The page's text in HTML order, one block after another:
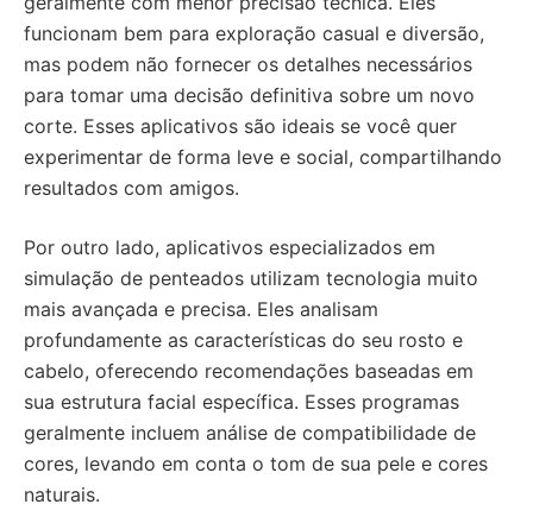
funcionam bem para exploração casual e diversão,
mas podem não fornecer os detalhes necessários
para tomar uma decisão definitiva sobre um novo
corte. Esses aplicativos são ideais se você quer
experimentar de forma leve e social, compartilhando
resultados com amigos.
Por outro lado, aplicativos especializados em
simulação de penteados utilizam tecnologia muito
mais avançada e precisa. Eles analisam
profundamente as características do seu rosto e
cabelo, oferecendo recomendações baseadas em
sua estrutura facial específica. Esses programas
geralmente incluem análise de compatibilidade de
cores, levando em conta o tom de sua pele e cores
naturais.